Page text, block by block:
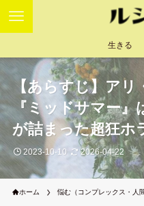
生きる
【あらすじ】ア
『ミッドサマー』
が詰まった超狂ホ
2023-10-10 2026-04-22
ホーム 悩む（コンプレックス・人